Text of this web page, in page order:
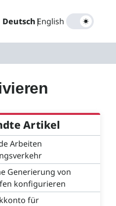
Deutsch|
English
Artikel
Arbeiten
Generierung von
konfigurieren
für